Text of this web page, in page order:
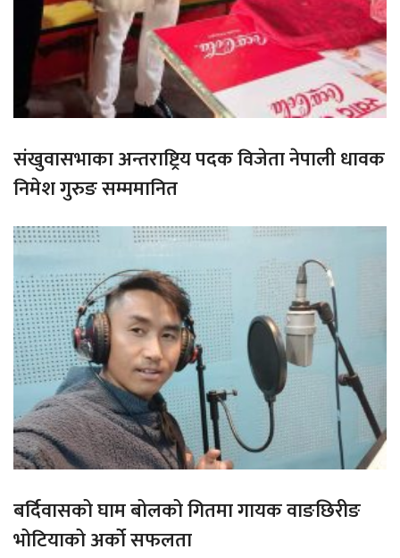
संखुवासभाका अन्तराष्ट्रिय पदक विजेता नेपाली धावक
निमेश गुरुङ सम्ममानित
बर्दिवासको घाम बोलको गितमा गायक वाङछिरीङ
भोटियाको अर्को सफलता